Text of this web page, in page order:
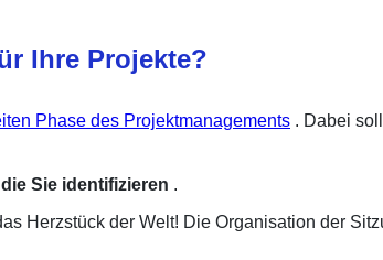
Ihre Projekte?
Phase des Projektmanagements . Dabei
Sie identifizieren .
Herzstück der Welt! Die Organisation der